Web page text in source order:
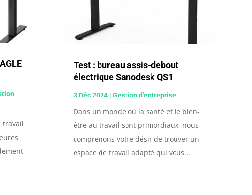
travail
Test : bureau assis-debout
électrique Sanodesk QS1
3 Déc 2024| Gestion d'entreprise
Dans un monde où la santé et le bien-
être au travail sont primordiaux, nous
comprenons votre désir de trouver un
espace de travail adapté qui vous...